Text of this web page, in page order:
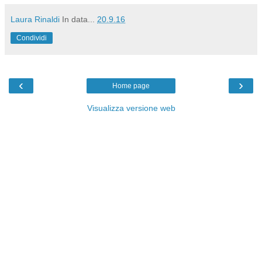
Laura Rinaldi In data... 20.9.16
Condividi
‹ ›
Home page
Visualizza versione web